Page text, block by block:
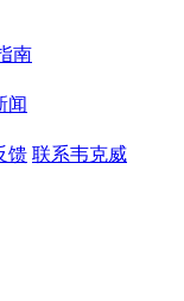
南
闻
馈 联系韦克威